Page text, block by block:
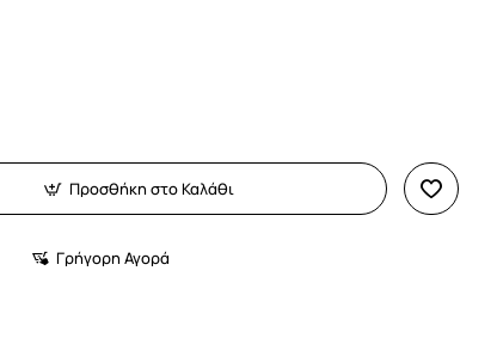
Προσθήκη στο Καλάθι
Γρήγορη Αγορά